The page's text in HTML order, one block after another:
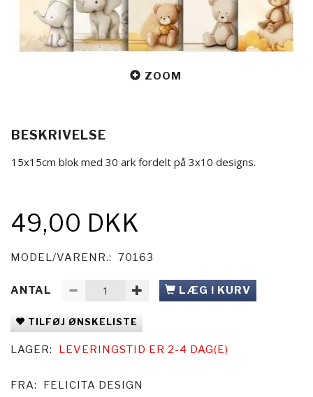
ZOOM
BESKRIVELSE
15x15cm blok med 30 ark fordelt på 3x10 designs.
49,00 DKK
MODEL/VARENR.: 70163
ANTAL LÆG I KURV
TILFØJ ØNSKELISTE
LAGER: LEVERINGSTID ER 2-4 DAG(E)
FRA: FELICITA DESIGN